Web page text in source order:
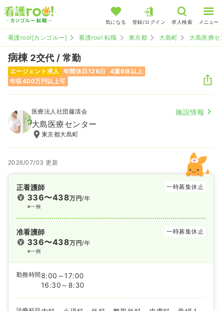
気になる 登録/ログイン 求人検索 メニュー
看護roo![カンゴルー] 看護roo! 転職 東京都 大島町 大島医療
病棟 2交代 / 常勤
エージェント求人 年間休日126日
4週8休以上
年収400万円以上可
医療法人社団藤清会 施設情報
大島医療センター
東京都大島町
2026/07/03 更新
正看護師 一時募集休止
336〜438万円/年
※一例
准看護師 一時募集休止
336〜438万円/年
※一例
勤務時間 8:00～17:00
16:30～8:30